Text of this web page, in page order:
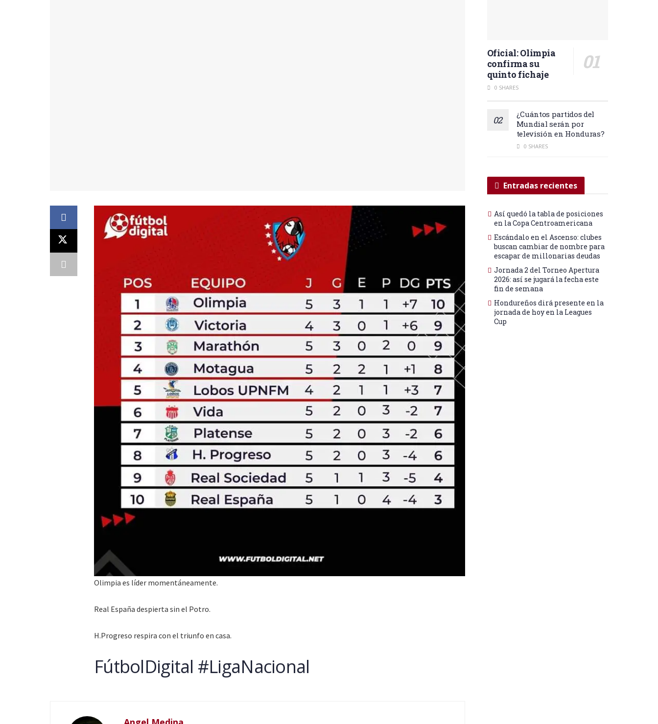
Olimpia es líder momentáneamente.
Real España despierta sin el Potro.
H.Progreso respira con el triunfo en casa.
FútbolDigital #LigaNacional
Oficial: Olimpia
confirma su
quinto fichaje
0 SHARES
¿Cuántos partidos del
Mundial serán por
televisión en Honduras?
0 SHARES
Entradas recientes
Así quedó la tabla de posiciones
en la Copa Centroamericana
Escándalo en el Ascenso: clubes
buscan cambiar de nombre para
escapar de millonarias deudas
Jornada 2 del Torneo Apertura
2026: así se jugará la fecha este
fin de semana
Hondureños dirá presente en la
jornada de hoy en la Leagues
Cup